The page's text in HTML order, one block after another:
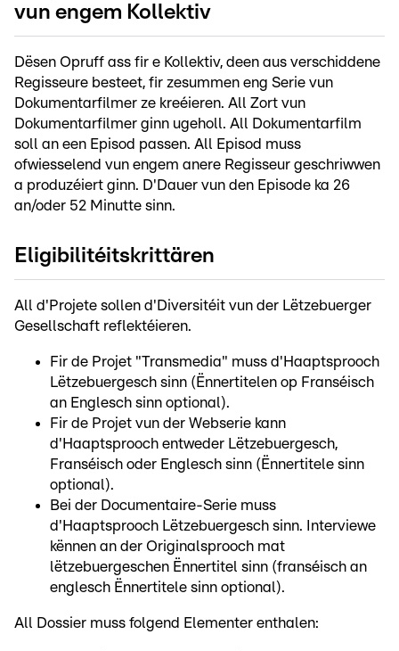
vun engem Kollektiv
Dësen Opruff ass fir e Kollektiv, deen aus verschiddene
Regisseure besteet, fir zesummen eng Serie vun
Dokumentarfilmer ze kreéieren. All Zort vun
Dokumentarfilmer ginn ugeholl. All Dokumentarfilm
soll an een Episod passen. All Episod muss
ofwiesselend vun engem anere Regisseur geschriwwen
a produzéiert ginn. D'Dauer vun den Episode ka 26
an/oder 52 Minutte sinn.
Eligibilitéitskrittären
All d'Projete sollen d'Diversitéit vun der Lëtzebuerger
Gesellschaft reflektéieren.
Fir de Projet "Transmedia" muss d'Haaptsprooch
Lëtzebuergesch sinn (Ënnertitelen op Franséisch
an Englesch sinn optional).
Fir de Projet vun der Webserie kann
d'Haaptsprooch entweder Lëtzebuergesch,
Franséisch oder Englesch sinn (Ënnertitele sinn
optional).
Bei der Documentaire-Serie muss
d'Haaptsprooch Lëtzebuergesch sinn. Interviewe
kënnen an der Originalsprooch mat
lëtzebuergeschen Ënnertitel sinn (franséisch an
englesch Ënnertitele sinn optional).
All Dossier muss folgend Elementer enthalen: